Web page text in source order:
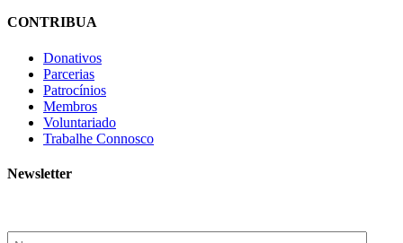
CONTRIBUA
Donativos
Parcerias
Patrocínios
Membros
Voluntariado
Trabalhe Connosco
Newsletter